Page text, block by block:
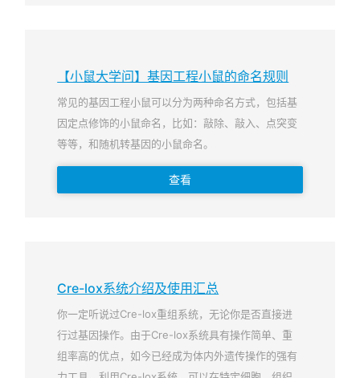
【小鼠大学问】基因工程小鼠的命名规则
常见的基因工程小鼠可以分为两种命名方式，包括基
因定点修饰的小鼠命名，比如：敲除、敲入、点突变
等等，和随机转基因的小鼠命名。
查看
Cre-lox系统介绍及使用汇总
你一定听说过Cre-lox重组系统，无论你是否直接进
行过基因操作。由于Cre-lox系统具有操作简单、重
组率高的优点，如今已经成为体内外遗传操作的强有